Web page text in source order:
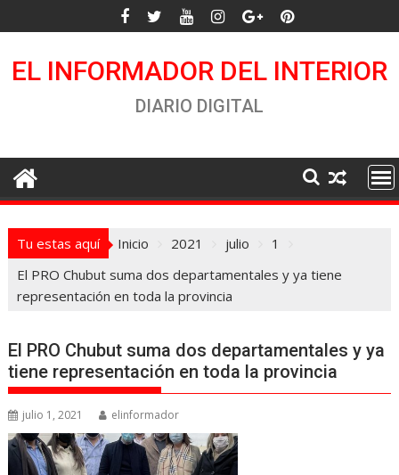
al
EL INFORMADOR DEL INTERIOR
DIARIO DIGITAL
Tu estas aquí Inicio 2021 julio
1
El PRO Chubut suma dos departamentales y ya tiene
representación en toda la provincia
El PRO Chubut suma dos departamentales y ya
tiene representación en toda la provincia
julio 1, 2021 elinformador